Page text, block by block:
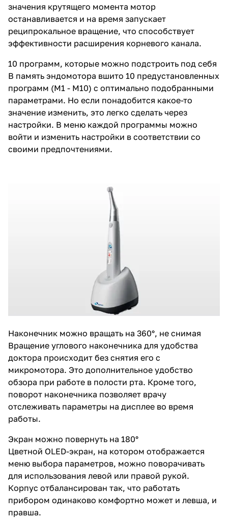
значения крутящего момента мотор
останавливается и на время запускает
реципрокальное вращение, что способствует
эффективности расширения корневого канала.
10 программ, которые можно подстроить под себя
В память эндомотора вшито 10 предустановленных
программ (M1 - M10) с оптимально подобранными
параметрами. Но если понадобится какое-то
значение изменить, это легко сделать через
настройки. В меню каждой программы можно
войти и изменить настройки в соответствии со
своими предпочтениями.
Наконечник можно вращать на 360°, не снимая
Вращение углового наконечника для удобства
доктора происходит без снятия его с
микромотора. Это дополнительное удобство
обзора при работе в полости рта. Кроме того,
поворот наконечника позволяет врачу
отслеживать параметры на дисплее во время
работы.
Экран можно повернуть на 180°
Цветной OLED-экран, на котором отображается
меню выбора параметров, можно поворачивать
для использования левой или правой рукой.
Корпус отбалансирован так, что работать
прибором одинаково комфортно может и левша, и
правша.